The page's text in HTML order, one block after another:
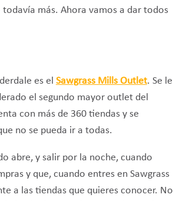
más. Ahora vamos a dar todos
es el Sawgrass Mills Outlet. Se le
el segundo mayor outlet del
con más de 360 tiendas y se
no se pueda ir a todas.
abre, y salir por la noche, cuando
y que, cuando entres en Sawgrass
a las tiendas que quieres conocer. No